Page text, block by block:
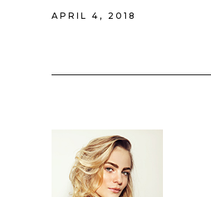
APRIL 4, 2018